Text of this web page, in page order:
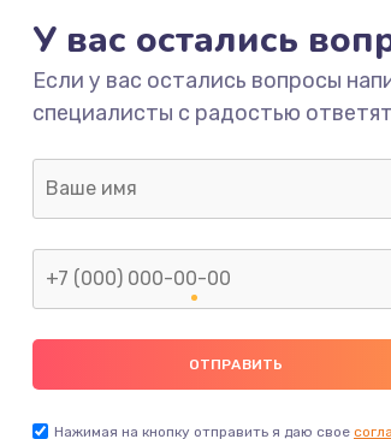
У вас остались
Если у вас остались вопросы
специалисты с радостью
Нажимая на кнопку отправить я даю свое